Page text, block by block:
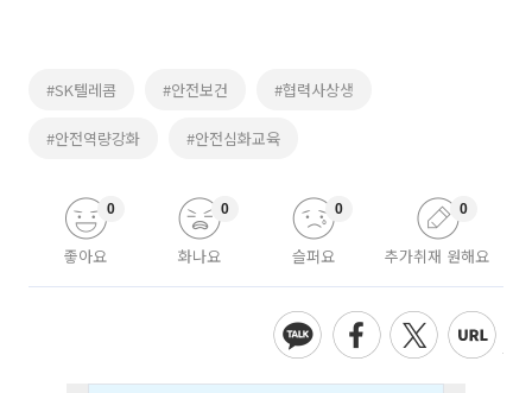
#SK텔레콤 #안전보건 #협력사상생
#안전역량강화 #안전심화교육
좋아요
0
화나요
0
슬퍼요
0
추가취재 원해요
0